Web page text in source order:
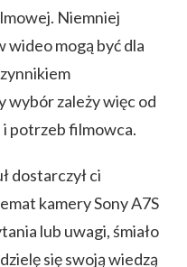
Niemniej
wideo mogą być dla
wybór zależy więc od
potrzeb filmowca.
dostarczył ci
kamery Sony A7S
lub uwagi, śmiało
się swoją wiedzą